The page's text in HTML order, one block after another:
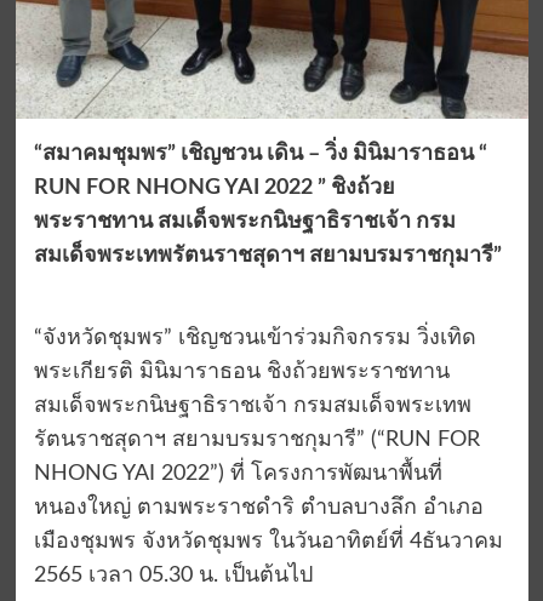
“สมาคมชุมพร” เชิญชวน เดิน – วิ่ง มินิมาราธอน “
RUN FOR NHONG YAI 2022 ” ชิงถ้วย
พระราชทาน สมเด็จพระกนิษฐาธิราชเจ้า กรม
สมเด็จพระเทพรัตนราชสุดาฯ สยามบรมราชกุมารี”
“จังหวัดชุมพร” เชิญชวนเข้าร่วมกิจกรรม วิ่งเทิด
พระเกียรติ มินิมาราธอน ชิงถ้วยพระราชทาน
สมเด็จพระกนิษฐาธิราชเจ้า กรมสมเด็จพระเทพ
รัตนราชสุดาฯ สยามบรมราชกุมารี” (“RUN FOR
NHONG YAI 2022”) ที่ โครงการพัฒนาพื้นที่
หนองใหญ่ ตามพระราชดำริ ตำบลบางลึก อำเภอ
เมืองชุมพร จังหวัดชุมพร ในวันอาทิตย์ที่ 4ธันวาคม
2565 เวลา 05.30 น. เป็นต้นไป